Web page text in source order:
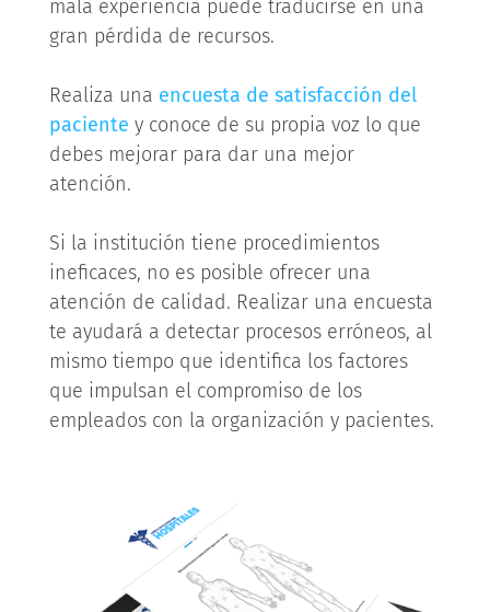
mala experiencia puede traducirse en una
gran pérdida de recursos.
Realiza una encuesta de satisfacción del
paciente y conoce de su propia voz lo que
debes mejorar para dar una mejor
atención.
Si la institución tiene procedimientos
ineficaces, no es posible ofrecer una
atención de calidad. Realizar una encuesta
te ayudará a detectar procesos erróneos, al
mismo tiempo que identifica los factores
que impulsan el compromiso de los
empleados con la organización y pacientes.